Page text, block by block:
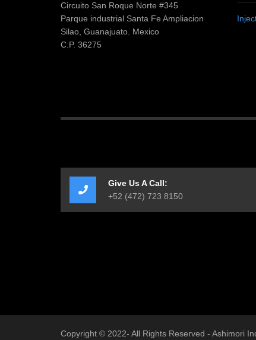
Circuito San Roque Norte #345
Parque industrial Santa Fe Ampliacion
Silao, Guanajuato. Mexico
C.P. 36275
Give Us A Call:
+52 (472) 723 8150
Copyright © 2022- All Rights Reserved - Ashimori